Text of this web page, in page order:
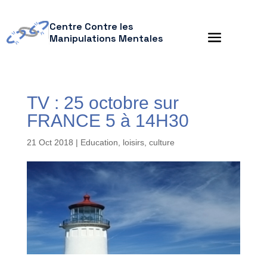
Centre Contre les
Manipulations Mentales
TV : 25 octobre sur
FRANCE 5 à 14H30
21 Oct 2018 | Education, loisirs, culture